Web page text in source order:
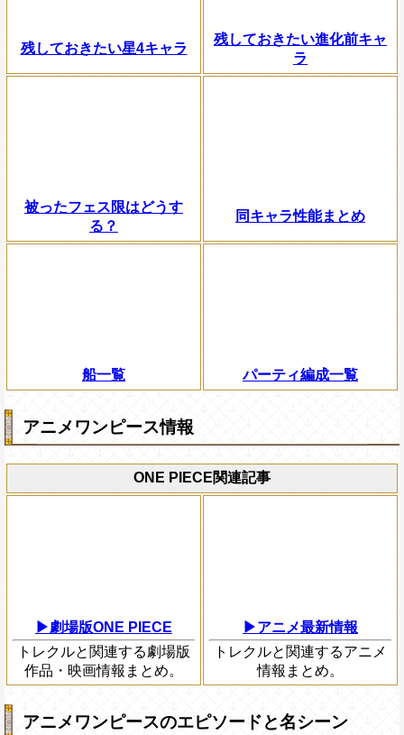
残しておきたい星4キャラ
残しておきたい進化前キャ
ラ
被ったフェス限はどうす
る？
同キャラ性能まとめ
船一覧 パーティ編成一覧
アニメワンピース情報
ONE PIECE関連記事
▶劇場版ONE PIECE
トレクルと関連する劇場版
作品・映画情報まとめ。
▶アニメ最新情報
トレクルと関連するアニメ
情報まとめ。
アニメワンピースのエピソードと名シーン